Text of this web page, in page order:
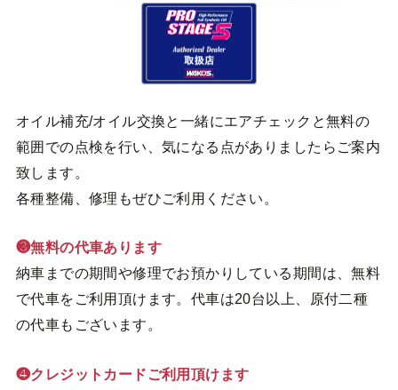
オイル補充/オイル交換と一緒にエアチェックと無料の
範囲での点検を行い、気になる点がありましたらご案内
致します。
各種整備、修理もぜひご利用ください。
❸無料の代車あります
納車までの期間や修理でお預かりしている期間は、無料
で代車をご利用頂けます。代車は20台以上、原付二種
の代車もございます。
❹クレジットカードご利用頂けます